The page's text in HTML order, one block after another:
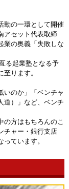
動の一環として開催
アセット代表取締
の奥義「失敗しな
る起業塾となる予
ります。
いのか」「ベンチャ
道）」など、ベンチ
の方はもちろんのこ
チャー・銀行支店
ています。